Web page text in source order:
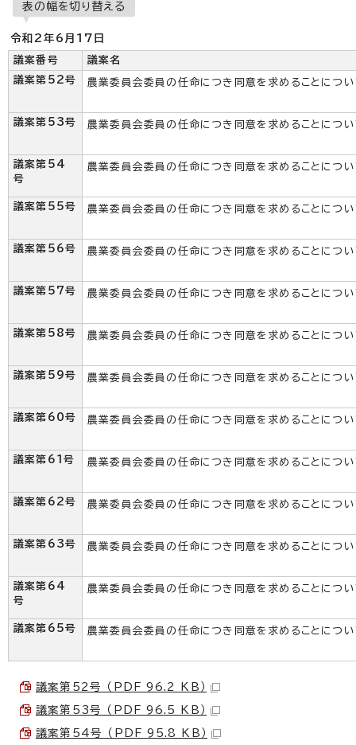
表の幅を切り替える
令和2年6月17日
議案番号
議案名
議案第52号
農業委員会委員の任命につき同意を求めることにつ
議案第53号 農業委員会委員の任命につき同意を求めることにつ
議案第54
号
農業委員会委員の任命につき同意を求めることにつ
議案第55号 農業委員会委員の任命につき同意を求めることにつ
議案第56号 農業委員会委員の任命につき同意を求めることにつ
議案第57号 農業委員会委員の任命につき同意を求めることにつ
議案第58号 農業委員会委員の任命につき同意を求めることにつ
議案第59号 農業委員会委員の任命につき同意を求めることにつ
議案第60号 農業委員会委員の任命につき同意を求めることにつ
議案第61号 農業委員会委員の任命につき同意を求めることにつ
議案第62号 農業委員会委員の任命につき同意を求めることにつ
議案第63号 農業委員会委員の任命につき同意を求めることにつ
議案第64
号
農業委員会委員の任命につき同意を求めることにつ
議案第65号 農業委員会委員の任命につき同意を求めることにつ
議案第52号 （PDF 96.2 KB）
議案第53号 （PDF 96.5 KB）
議案第54号 （PDF 95.8 KB）